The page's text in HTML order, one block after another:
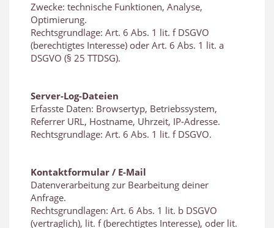
Zwecke: technische Funktionen, Analyse,
Optimierung.
Rechtsgrundlage: Art. 6 Abs. 1 lit. f DSGVO
(berechtigtes Interesse) oder Art. 6 Abs. 1 lit. a
DSGVO (§ 25 TTDSG).
Server-Log-Dateien
Erfasste Daten: Browsertyp, Betriebssystem,
Referrer URL, Hostname, Uhrzeit, IP-Adresse.
Rechtsgrundlage: Art. 6 Abs. 1 lit. f DSGVO.
Kontaktformular / E-Mail
Datenverarbeitung zur Bearbeitung deiner
Anfrage.
Rechtsgrundlagen: Art. 6 Abs. 1 lit. b DSGVO
(vertraglich), lit. f (berechtigtes Interesse), oder lit.